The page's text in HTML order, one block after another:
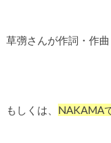
草彅さんが作詞・作
もしくは、 NAKAMA